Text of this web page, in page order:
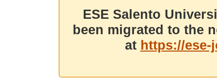
ESE Salento
been migrated to the
at https://